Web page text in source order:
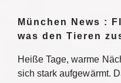
München News :
was den Tieren
Heiße Tage, warme
sich stark aufgewärmt.